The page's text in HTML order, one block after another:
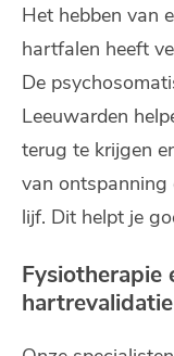
Het hebben van
hartfalen heeft
De
Leeuwarden
terug te krijgen
van ontspanning
lijf. Dit helpt je
Fysiotherapie
hartrevalidatie